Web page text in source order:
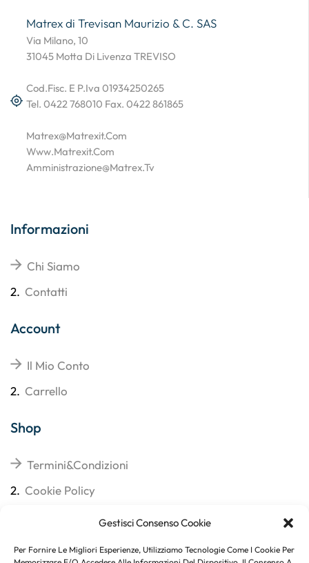
Gestisci Consenso Cookie
Per Fornire Le Migliori Esperienze, Utilizziamo Tecnologie Come I Cookie Per
Matrex di Trevisan Maurizio & C. SAS
Via Milano, 10
31045 Motta Di Livenza TREVISO
Cod.Fisc. E P.Iva 01934250265
Tel. 0422 768010 Fax. 0422 861865
Matrex@matrexit.com
Www.matrexit.com
Amministrazione@matrex.tv
Informazioni
Chi Siamo
2. Contatti
Account
Il Mio Conto
2. Carrello
Shop
Termini&Condizioni
2. Cookie Policy